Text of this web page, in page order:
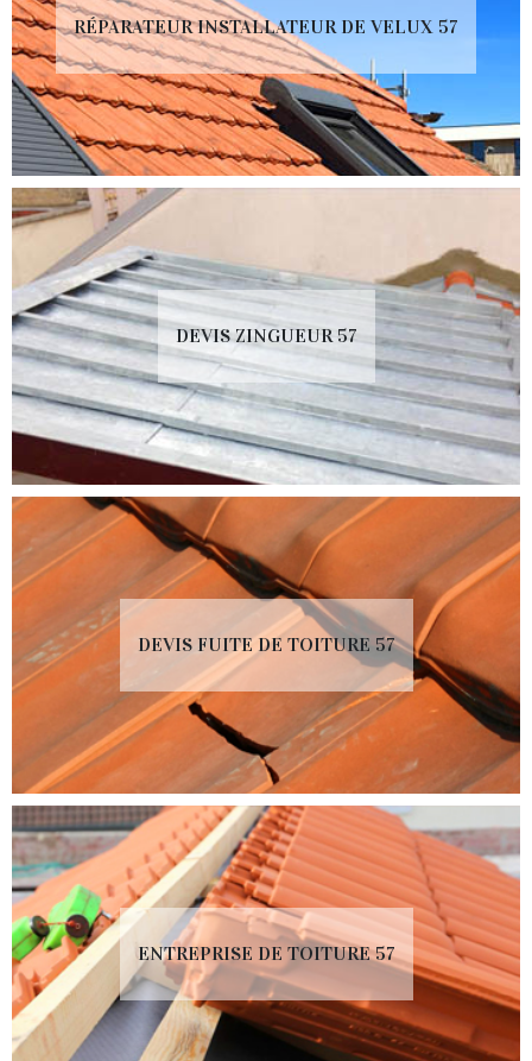
RÉPARATEUR INSTALLATEUR DE VELUX 57
DEVIS ZINGUEUR 57
DEVIS FUITE DE TOITURE 57
ENTREPRISE DE TOITURE 57